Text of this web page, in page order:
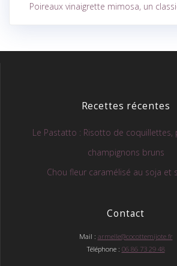
Poireaux vinaigrette mimosa, un
Recettes récentes
Le Pastatto : Risotto de coquillettes,
champignons bruns
Chou fleur caramélisé au soja et
Contact
Mail : armelle@cocottemijote.fr
Téléphone : 06 86 73 29 48